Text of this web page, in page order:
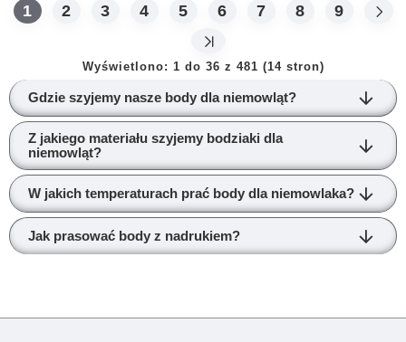
1 2 3 4 5 6 7 8 9
Wyświetlono: 1 do 36 z 481 (14 stron)
Gdzie szyjemy nasze body dla niemowląt?
Z jakiego materiału szyjemy bodziaki dla
niemowląt?
W jakich temperaturach prać body dla niemowlaka?
Jak prasować body z nadrukiem?